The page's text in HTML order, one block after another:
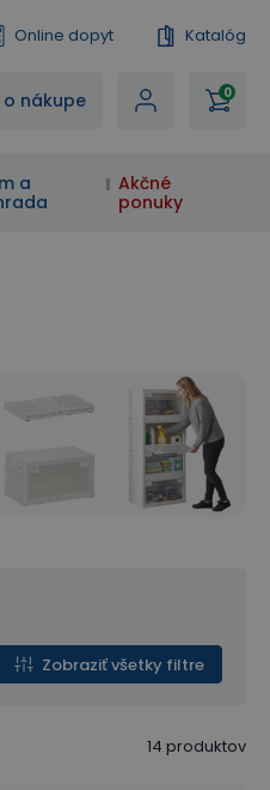
Online dopyt Katalóg
nákupe 0
a
Akčné
ponuky
Zobraziť všetky filtre
14 produktov